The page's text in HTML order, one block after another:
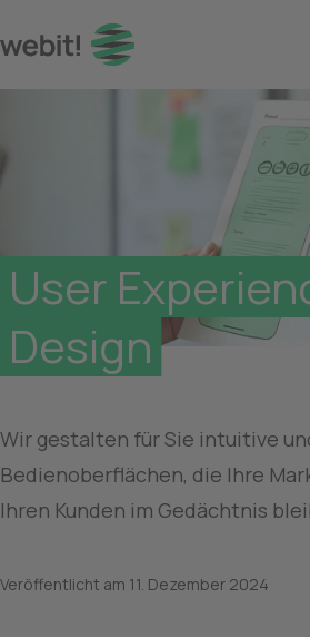
UX Design
User
Design
Wir gestalten für Sie intuitive
Bedienoberflächen, die Ihre
Ihren Kunden im Gedächtnis
Veröffentlicht am 11. Dezember 2024